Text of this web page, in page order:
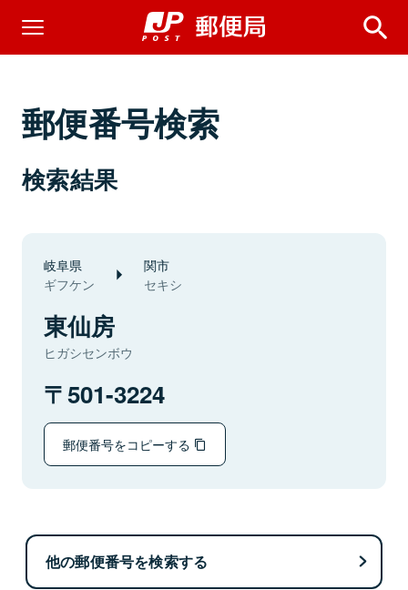
郵便番号検索
検索結果
岐阜県
ギフケン
関市
セキシ
東仙房
ヒガシセンボウ
501-3224
郵便番号をコピーする
他の郵便番号を検索する